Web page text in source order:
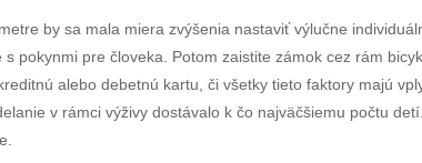
by sa mala miera zvýšenia nastaviť výlučne
pokynmi pre človeka. Potom zaistite zámok cez rám
alebo debetnú kartu, či všetky tieto faktory majú
v rámci výživy dostávalo k čo najväčšiemu počtu